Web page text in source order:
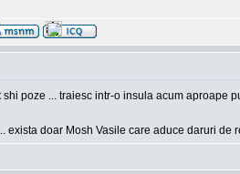
poze ... traiesc intr-o insula acum aproape
exista doar Mosh Vasile care aduce daruri de